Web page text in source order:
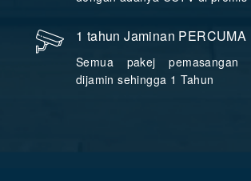
1 tahun Jaminan PERCUMA
Semua pakej pemasangan
dijamin sehingga 1 Tahun